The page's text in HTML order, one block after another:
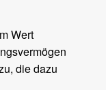
Wert
die dazu